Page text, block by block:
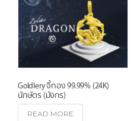
Goldlery จี้ทอง 99.99% (24K)
นักษัตร (มังกร)
READ MORE